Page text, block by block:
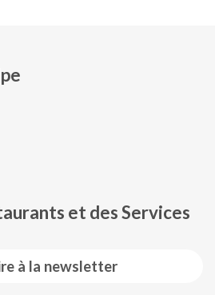
à la newsletter
et des Services